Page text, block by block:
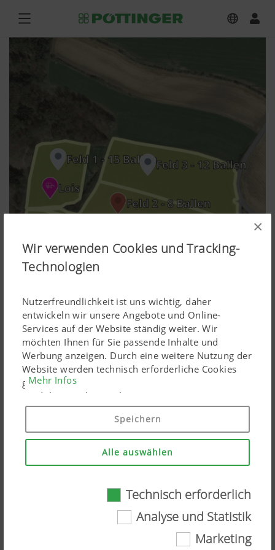
×
Wir verwenden Cookies und Tracking-
Technologien
Nutzerfreundlichkeit ist uns wichtig, daher
entwickeln wir unsere Angebote und Online-
Services auf der Website ständig weiter. Wir
möchten Ihnen für Sie passende Inhalte und
Werbung anzeigen. Durch eine weitere Nutzung der
Website werden technisch erforderliche Cookies
gesetzt. Personenbezogene Google-Marketing-
Produkte werden Cookies nur eingesetzt, wenn Sie
Ihre Einwilligung erteilen ("Allem zustimmen"). Sie
können ebenso individuelle Einstellungen mittels
der angeführten Checkboxen treffen.
Technisch erforderlich
Gewisse Web-Technologien und Cookies tragen
Mehr Infos
Speichern
Alle auswählen
Technisch erforderlich
Analyse und Statistik
Marketing
Bilddownload hochauflösend
Bitte beachten Sie, dass Grafiken, Videos und Texte dem